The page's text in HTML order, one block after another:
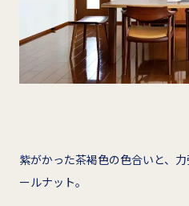
紫がかった茶褐色の色合いと、
ールナット。